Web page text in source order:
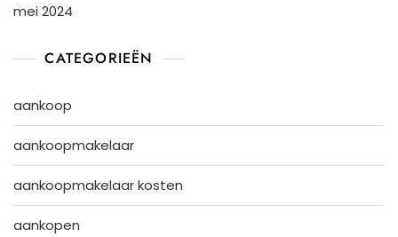
mei 2024
CATEGORIEËN
aankoop
aankoopmakelaar
aankoopmakelaar kosten
aankopen